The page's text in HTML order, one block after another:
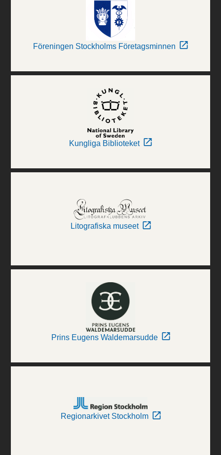
Föreningen Stockholms Företagsminnen
Kungliga Biblioteket
Litografiska museet
Prins Eugens Waldemarsudde
Regionarkivet Stockholm